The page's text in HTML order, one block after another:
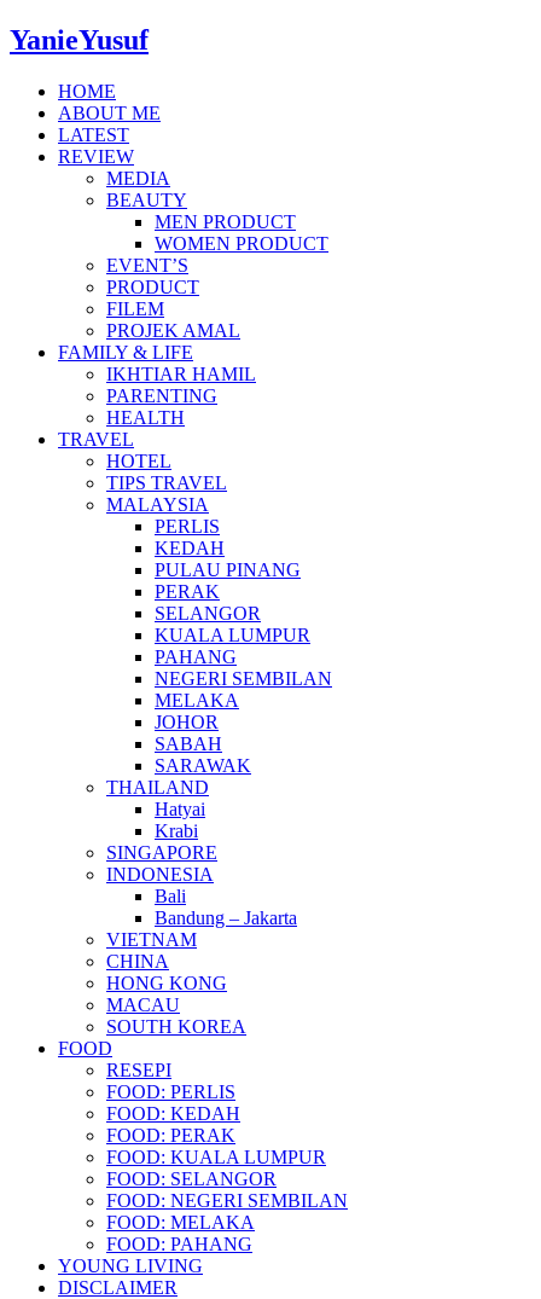
YanieYusuf
HOME
ABOUT ME
LATEST
REVIEW
MEDIA
BEAUTY
MEN PRODUCT
WOMEN PRODUCT
EVENT’S
PRODUCT
FILEM
PROJEK AMAL
FAMILY & LIFE
IKHTIAR HAMIL
PARENTING
HEALTH
TRAVEL
HOTEL
TIPS TRAVEL
MALAYSIA
PERLIS
KEDAH
PULAU PINANG
PERAK
SELANGOR
KUALA LUMPUR
PAHANG
NEGERI SEMBILAN
MELAKA
JOHOR
SABAH
SARAWAK
THAILAND
Hatyai
Krabi
SINGAPORE
INDONESIA
Bali
Bandung – Jakarta
VIETNAM
CHINA
HONG KONG
MACAU
SOUTH KOREA
FOOD
RESEPI
FOOD: PERLIS
FOOD: KEDAH
FOOD: PERAK
FOOD: KUALA LUMPUR
FOOD: SELANGOR
FOOD: NEGERI SEMBILAN
FOOD: MELAKA
FOOD: PAHANG
YOUNG LIVING
DISCLAIMER